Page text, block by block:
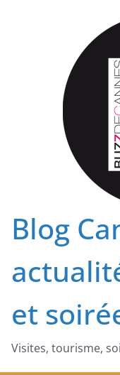
Blog
et
Visites, tourisme,